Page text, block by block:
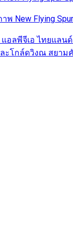
าพ New Flying
ลพีจีเอ ไทยแลนด์
ะโกล์ดวิงณ สยา